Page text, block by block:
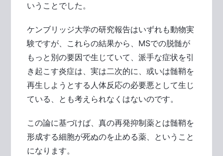
いうことでした。
ケンブリッジ大学の研究報告はいずれも動物実
験ですが、これらの結果から、MSでの脱髄が
もっと別の要因で生じていて、派手な症状を引
き起こす炎症は、実は二次的に、或いは髄鞘を
再生しようとする人体反応の必要悪として生じ
ている、とも考えられなくはないのです。
この論に基づけば、真の再発抑制薬とは髄鞘を
形成する細胞が死ぬのを止める薬、ということ
になります。